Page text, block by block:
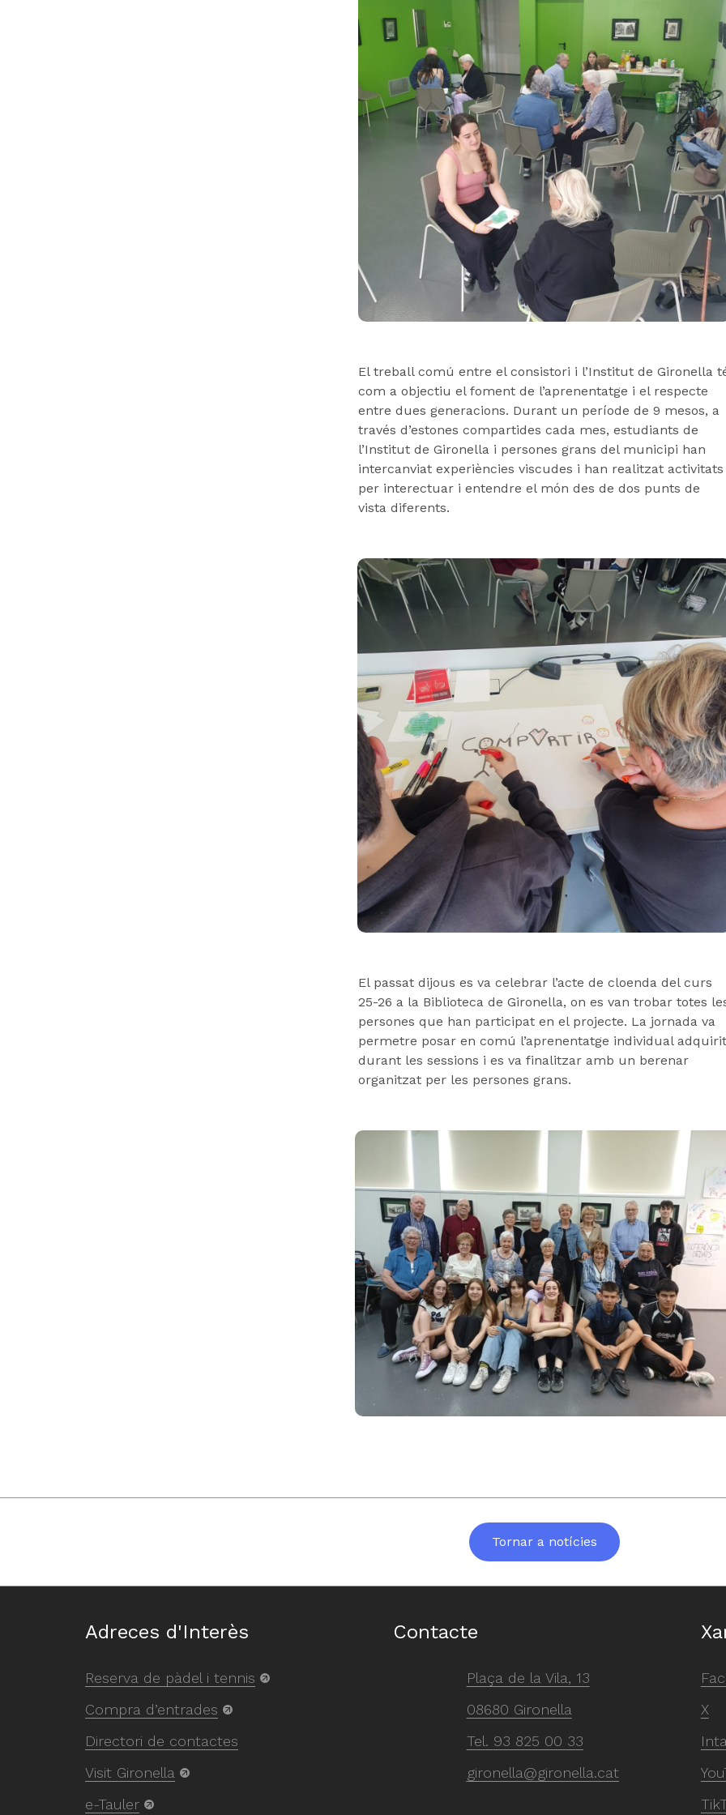
El treball comú entre el consistori i l’Institut de Gironella
com a objectiu el foment de l’aprenentatge i el respecte
entre dues generacions. Durant un període de 9 mesos, a
través d’estones compartides cada mes, estudiants de
l’Institut de Gironella i persones grans del municipi han
intercanviat experiències viscudes i han realitzat activitats
per interectuar i entendre el món des de dos punts de
vista diferents.
El passat dijous es va celebrar l’acte de cloenda del curs
25-26 a la Biblioteca de Gironella, on es van trobar totes
persones que han participat en el projecte. La jornada va
permetre posar en comú l’aprenentatge individual adquirit
durant les sessions i es va finalitzar amb un berenar
organitzat per les persones grans.
Tornar a notícies
Adreces d'Interès
Reserva de pàdel i tennis
Compra d’entrades
Directori de contactes
Visit Gironella
e-Tauler
Contacte
Plaça de la Vila, 13
08680 Gironella
Tel. 93 825 00 33
gironella@gironella.cat
X